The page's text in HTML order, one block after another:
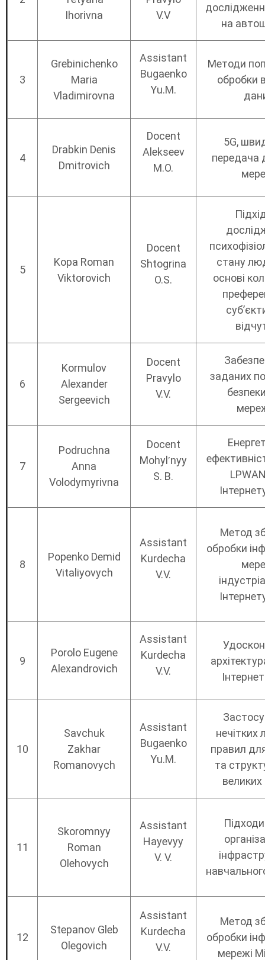
Ihorivna
V.V
на
3
Grebinichenko
Maria
Vladimirovna
Assistant
Bugaenko
Yu.M.
Методи
обробки
4
Drabkin Denis
Dmitrovich
Docent
Alekseev
M.O.
5G,
передача
5
Kopa Roman
Viktorovich
Docent
Shtogrina
O.S.
стану
основі
6
Kormulov
Alexander
Sergeevich
Docent
Pravylo
V.V.
заданих
7
Podruchna
Anna
Volodymyrivna
Docent
Mohylʹnyy
S. B.
8
Popenko Demid
Vitaliyovych
Assistant
Kurdecha
V.V.
Метод
обробки
9
Porolo Eugene
Alexandrovich
Assistant
Kurdecha
V.V.
10
Savchuk
Zakhar
Romanovych
Assistant
Bugaenko
Yu.M.
нечітких
правил
та
11
Skoromnyy
Roman
Olehovych
Assistant
Hayevyy
V. V.
12
Stepanov Gleb
Olegovich
Assistant
Kurdecha
V.V.
Метод
обробки
мережі